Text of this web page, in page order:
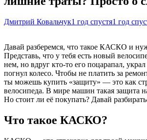
Дмитрий Ковальчук1 год спустя1 год
Давай разберемся, что такое КАСКО и
Представь, что у тебя есть новый
нем, но вдруг кто-то его поцарапал,
погнул колесо. Чтобы не платить за
ты можешь купить «защиту» — это как
велосипеда. В мире машин такая защита
Но стоит ли её покупать? Давай
Что такое КАСКО?